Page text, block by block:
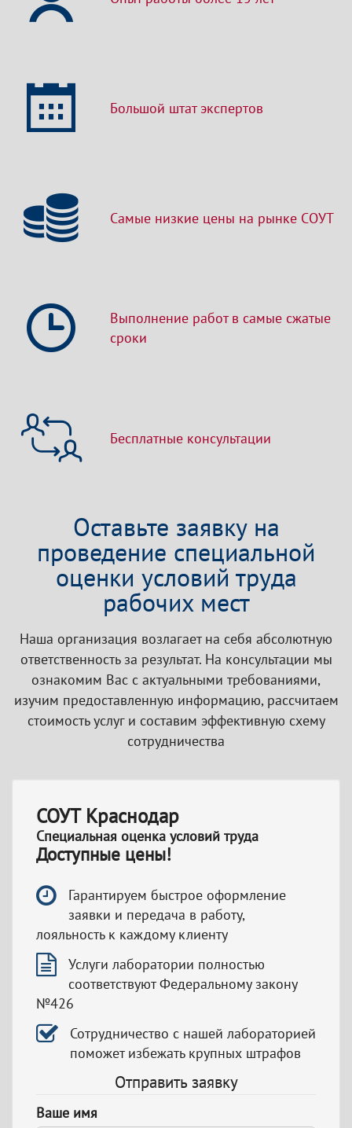
Большой штат экспертов
Самые низкие цены на рынке СОУТ
Выполнение работ в самые сжатые
сроки
Бесплатные консультации
Оставьте заявку на
проведение специальной
оценки условий труда
рабочих мест
Наша организация возлагает на себя абсолютную
ответственность за результат. На консультации мы
ознакомим Вас с актуальными требованиями,
изучим предоставленную информацию, рассчитаем
стоимость услуг и составим эффективную схему
сотрудничества
СОУТ Краснодар
Специальная оценка условий труда
Доступные цены!
Гарантируем быстрое оформление
заявки и передача в работу,
лояльность к каждому клиенту
Услуги лаборатории полностью
соответствуют Федеральному закону
№426
Сотрудничество с нашей лабораторией
поможет избежать крупных штрафов
Отправить заявку
Ваше имя